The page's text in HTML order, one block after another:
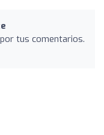
tus comentarios.